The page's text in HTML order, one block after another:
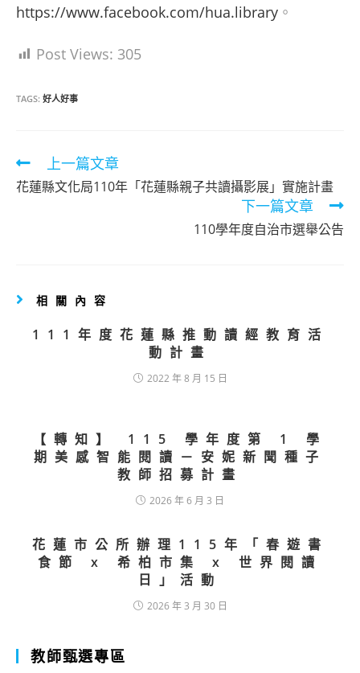
https://www.facebook.com/hua.library 。
Post Views: 305
TAGS: 好人好事
Read
more
上一篇文章
花蓮縣文化局110年「花蓮縣親子共讀攝影展」實施計畫
下一篇文章
110學年度自治市選舉公告
相關內容
111年度花蓮縣推動讀經教育活
動計畫
2022 年 8 月 15 日
【轉知】 115 學年度第 1 學
期美感智能閱讀－安妮新聞種子
教師招募計畫
2026 年 6 月 3 日
花蓮市公所辦理115年「春遊書
食節 x 希柏市集 x 世界閱讀
日」活動
2026 年 3 月 30 日
教師甄選專區